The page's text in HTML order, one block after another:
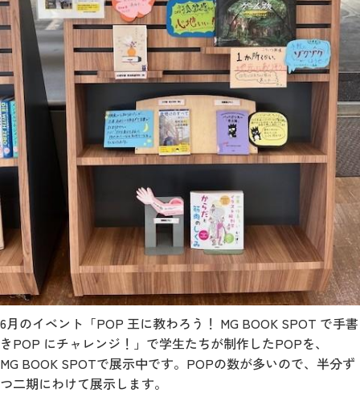
6月のイベント「POP 王に教わろう！ MG BOOK SPOT で手書
きPOP にチャレンジ！」で学生たちが制作したPOPを、
MG BOOK SPOTで展示中です。POPの数が多いので、半分ず
つ二期にわけて展示します。